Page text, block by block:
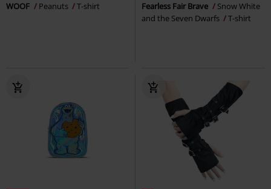
WOOF Peanuts T-shirt Fearless Fair Brave
Snow White
and the Seven Dwarfs
T-shirt